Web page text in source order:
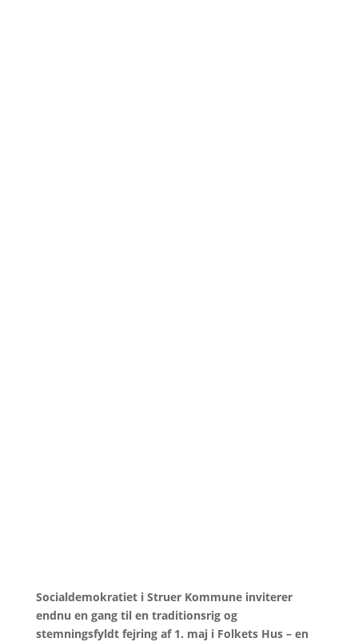
Socialdemokratiet i Struer Kommune inviterer
endnu en gang til en traditionsrig og
stemningsfyldt fejring af 1. maj i Folkets Hus – en